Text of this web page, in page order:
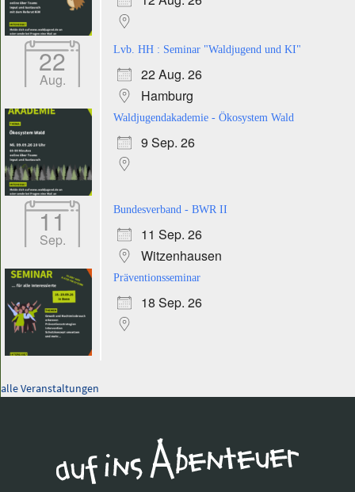
22
Aug.
Lvb. HH : Seminar "Waldjugend und KI"
22 Aug. 26
Hamburg
Waldjugendakademie - Ökosystem Wald
9 Sep. 26
11
Sep.
Bundesverband - BWR II
11 Sep. 26
Witzenhausen
Präventionsseminar
18 Sep. 26
alle Veranstaltungen